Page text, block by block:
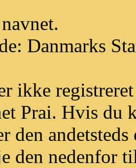
Danmarks
ikke
Prai. Hvis du
den
den nedenfor